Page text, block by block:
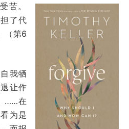
苦。
了代
（第6
我牺
让作
……在
为是